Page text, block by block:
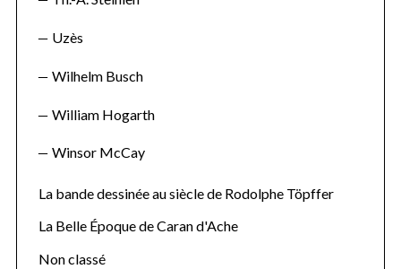
Uzès
Wilhelm Busch
William Hogarth
Winsor McCay
La bande dessinée au siècle de Rodolphe Töpffer
La Belle Époque de Caran d'Ache
Non classé